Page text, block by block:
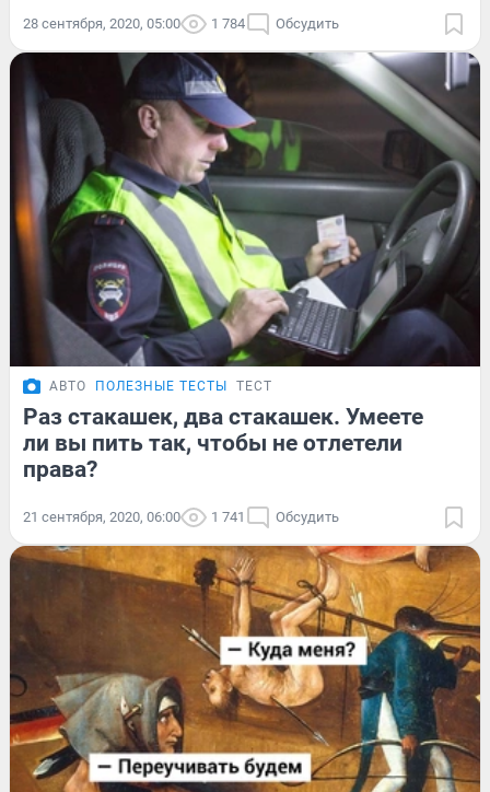
28 сентября, 2020, 05:00 1 784 Обсудить
АВТО ПОЛЕЗНЫЕ ТЕСТЫ ТЕСТ
Раз стакашек, два стакашек. Умеете
ли вы пить так, чтобы не отлетели
права?
21 сентября, 2020, 06:00 1 741 Обсудить